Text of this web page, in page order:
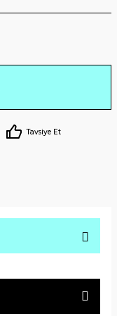
Tavsiye Et